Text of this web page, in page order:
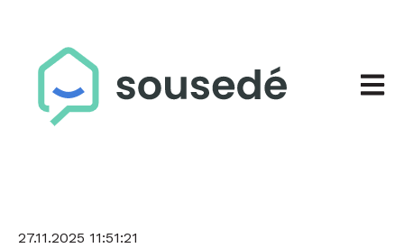
27.11.2025 11:51:21